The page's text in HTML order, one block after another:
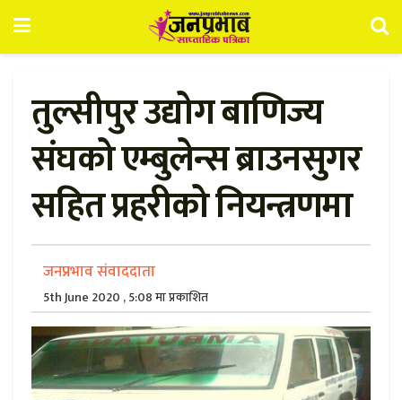
तुल्सीपुर उद्योग बाणिज्य
संघको एम्बुलेन्स ब्राउनसुगर
सहित प्रहरीको नियन्त्रणमा
जनप्रभाव संवाददाता
5th June 2020 , 5:08 मा प्रकाशित